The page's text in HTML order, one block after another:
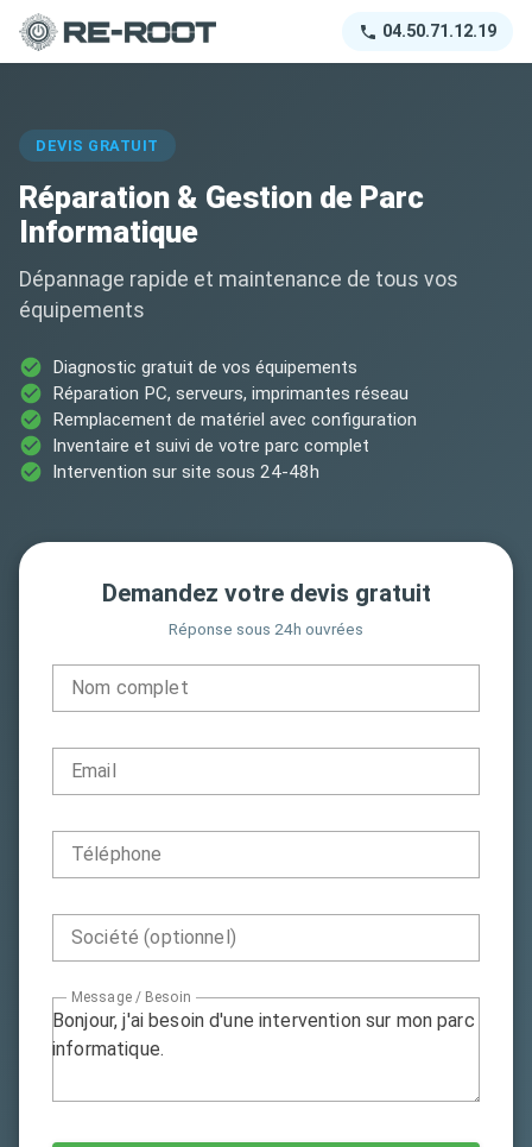
04.50.71.12.19
DEVIS GRATUIT
Réparation & Gestion de Parc
Informatique
Dépannage rapide et maintenance de tous vos
équipements
Diagnostic gratuit de vos équipements
Réparation PC, serveurs, imprimantes réseau
Remplacement de matériel avec configuration
Inventaire et suivi de votre parc complet
Intervention sur site sous 24-48h
Demandez votre devis gratuit
Réponse sous 24h ouvrées
Nom complet
Email
Téléphone
Société (optionnel)
Message / Besoin